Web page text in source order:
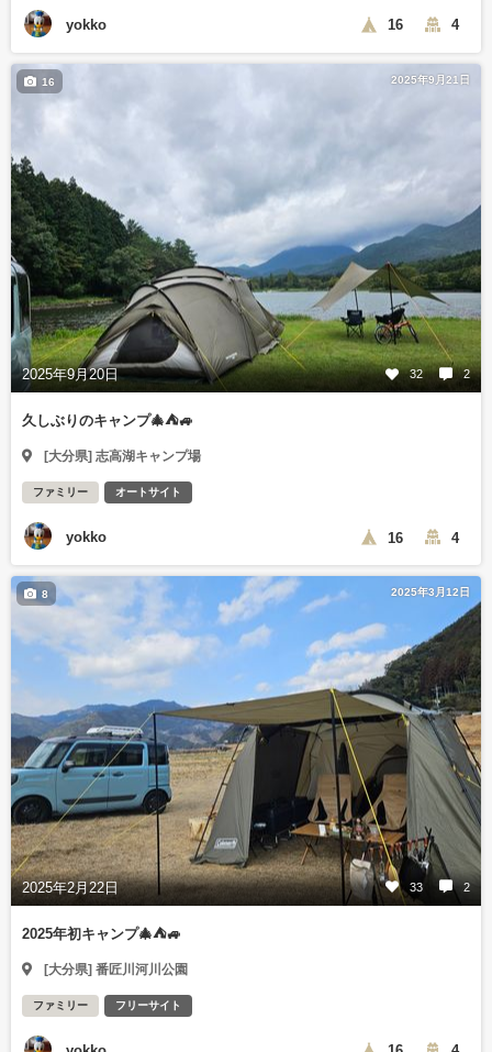
yokko 16 4
2025年9月21日
2025年9月20日 32 2
16
久しぶりのキャンプ🎄⛺🚙
[大分県] 志高湖キャンプ場
ファミリー オートサイト
yokko 16 4
2025年3月12日
2025年2月22日 33 2
8
2025年初キャンプ🎄⛺🚙
[大分県] 番匠川河川公園
ファミリー フリーサイト